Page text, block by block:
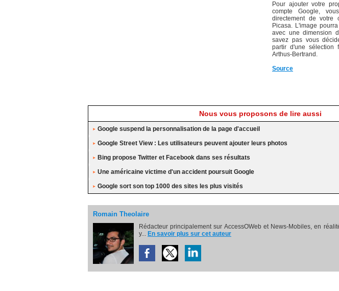
Pour ajouter votre
compte Google,
directement de votre
Picasa. L'image
avec une dimension
savez pas vous
partir d'une sélection
Arthus-Bertrand.
Source
Nous vous proposons de lire aussi
Google suspend la personnalisation de la page d'accueil
Google Street View : Les utilisateurs peuvent ajouter leurs photos
Bing propose Twitter et Facebook dans ses résultats
Une américaine victime d'un accident poursuit Google
Google sort son top 1000 des sites les plus visités
Romain Theolaire
Rédacteur principalement sur AccessOWeb et News-Mobiles, en
y... En savoir plus sur cet auteur